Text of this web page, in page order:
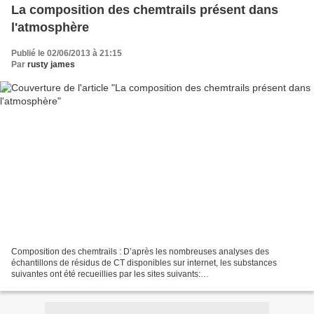
La composition des chemtrails présent dans
l'atmosphère
Publié le 02/06/2013 à 21:15
Par rusty james
Composition des chemtrails : D’après les nombreuses analyses des
échantillons de résidus de CT disponibles sur internet, les substances
suivantes ont été recueillies par les sites suivants: